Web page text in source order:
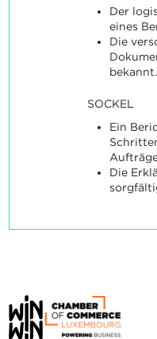
Der
eines
Die
bekannt.
SOCKEL
Ein
Die